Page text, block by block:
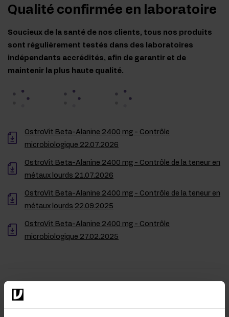
Qualité confirmée en laboratoire
Soucieux de la santé de nos clients, tous nos produits
sont régulièrement testés dans des laboratoires
indépendants accrédités, afin de garantir et de
maintenir la plus haute qualité.
OstroVit Beta-Alanine 2400 mg - Contrôle
microbiologique 22.07.2026
OstroVit Beta-Alanine 2400 mg - Contrôle de la teneur en
métaux lourds 21.07.2026
OstroVit Beta-Alanine 2400 mg - Contrôle de la teneur en
métaux lourds 22.09.2025
OstroVit Beta-Alanine 2400 mg - Contrôle
microbiologique 27.02.2025
Mode d'emploi